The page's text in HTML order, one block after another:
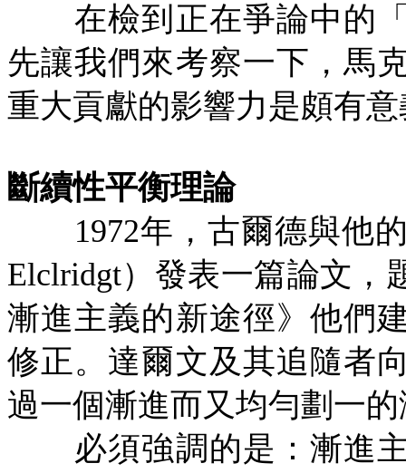
在檢到正在爭論中的「
先讓我們來考察一下，馬
重大貢獻的影響力是頗有
斷續性平衡理論
1972年，古爾德與他
Elclridgt）發表一篇論文，
漸進主義的新途徑》他們
修正。達爾文及其追隨者
過一個漸進而又均勻劃一
必須強調的是：漸進主